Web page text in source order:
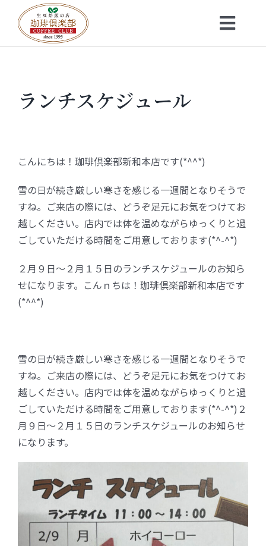
content
お知らせ
珈琲豆・特選ギフト
FC加盟店募集
ランチスケジュール
こんにちは！珈琲倶楽部新和本店です(*^^*)
雪の日が続き厳しい寒さを感じる一週間となりそうで
すね。ご来店の際には、どうぞ足元にお気をつけてお
越しください。店内では体を温めながらゆっくりと過
ごしていただける時間をご用意しております(*^-^*)
２月９日～２月１５日のランチスケジュールのお知ら
せになります。こんｎちは！珈琲倶楽部新和本店です
(*^^*)
雪の日が続き厳しい寒さを感じる一週間となりそうで
すね。ご来店の際には、どうぞ足元にお気をつけてお
越しください。店内では体を温めながらゆっくりと過
ごしていただける時間をご用意しております(*^-^*)２
月９日～２月１５日のランチスケジュールのお知らせ
になります。